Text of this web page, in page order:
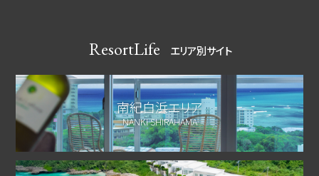
ResortLife エリア別サイト
南紀白浜エリア
NANKI SHIRAHAMA